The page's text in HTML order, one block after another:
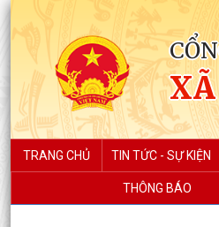
TRANG CHỦ TIN TỨC - SỰ KIỆN
THÔNG BÁO